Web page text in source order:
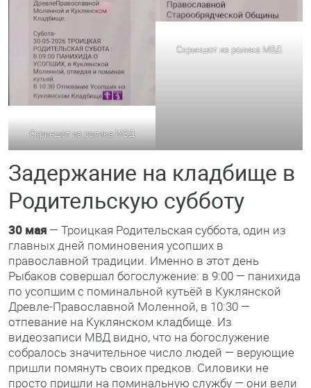
Скриншот из ролика МВД
Скриншот из ролика МВД
Задержание на кладбище в
Родительскую субботу
30 мая — Троицкая Родительская суббота, один из
главных дней поминовения усопших в
православной традиции. Именно в этот день
Рыбаков совершал богослужение: в 9:00 — панихида
по усопшим с поминальной кутьёй в Куклянской
Древле-Православной Моленной, в 10:30 —
отпевание на Куклянском кладбище. Из
видеозаписи МВД видно, что на богослужение
собралось значительное число людей — верующие
пришли помянуть своих предков. Силовики не
просто пришли на поминальную службу — они вели